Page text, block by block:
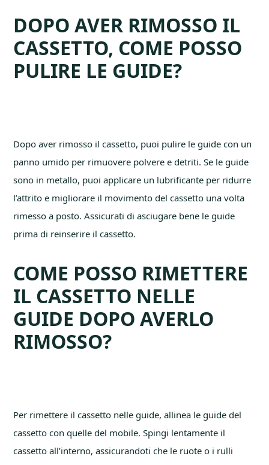
DOPO AVER RIMOSSO IL
CASSETTO, COME POSSO
PULIRE LE GUIDE?
Dopo aver rimosso il cassetto, puoi pulire le guide con un
panno umido per rimuovere polvere e detriti. Se le guide
sono in metallo, puoi applicare un lubrificante per ridurre
l’attrito e migliorare il movimento del cassetto una volta
rimesso a posto. Assicurati di asciugare bene le guide
prima di reinserire il cassetto.
COME POSSO RIMETTERE
IL CASSETTO NELLE
GUIDE DOPO AVERLO
RIMOSSO?
Per rimettere il cassetto nelle guide, allinea le guide del
cassetto con quelle del mobile. Spingi lentamente il
cassetto all’interno, assicurandoti che le ruote o i rulli